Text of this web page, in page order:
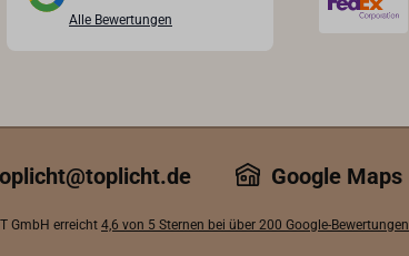
Alle Bewertungen
Google Maps
GmbH erreicht 4,6 von 5 Sternen bei über 200 Google-Bewertungen